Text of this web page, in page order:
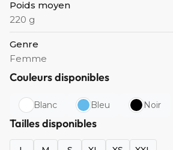
Poids moyen
220 g
Genre
Femme
Couleurs disponibles
Blanc Bleu Noir
Tailles disponibles